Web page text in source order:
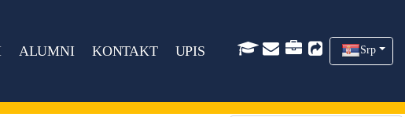
ALUMNI KONTAKT UPIS Srp